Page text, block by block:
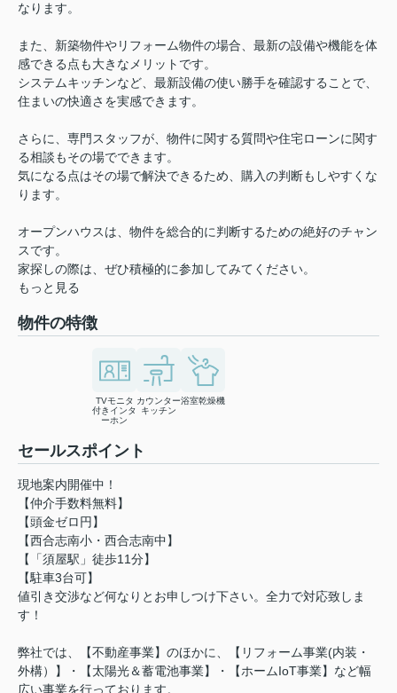
なります。
また、新築物件やリフォーム物件の場合、最新の設備や機能を体
感できる点も大きなメリットです。
システムキッチンなど、最新設備の使い勝手を確認することで、
住まいの快適さを実感できます。
さらに、専門スタッフが、物件に関する質問や住宅ローンに関す
る相談もその場でできます。
気になる点はその場で解決できるため、購入の判断もしやすくな
ります。
オープンハウスは、物件を総合的に判断するための絶好のチャン
スです。
家探しの際は、ぜひ積極的に参加してみてください。
もっと見る
物件の特徴
TVモニタ
付きインタ
ーホン
カウンター
キッチン
浴室乾燥機
セールスポイント
現地案内開催中！
【仲介手数料無料】
【頭金ゼロ円】
【西合志南小・西合志南中】
【「須屋駅」徒歩11分】
【駐車3台可】
値引き交渉など何なりとお申しつけ下さい。全力で対応致しま
す！
弊社では、【不動産事業】のほかに、【リフォーム事業(内装・
外構）】・【太陽光＆蓄電池事業】・【ホームIoT事業】など幅
広い事業を行っております。